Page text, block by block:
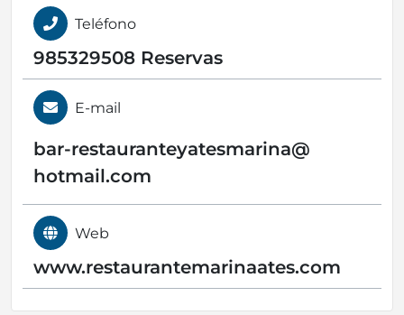
Teléfono
985329508 Reservas
E-mail
bar-restauranteyatesmarina@
hotmail.com
Web
www.restaurantemarinaates.com